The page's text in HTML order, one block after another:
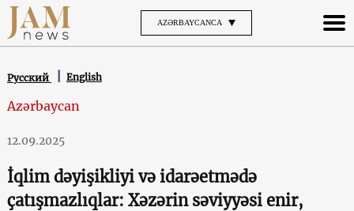
AZƏRBAYCANCA
Русский English
Azərbaycan
12.09.2025
İqlim dəyişikliyi və idarəetmədə
çatışmazlıqlar: Xəzərin səviyyəsi enir,